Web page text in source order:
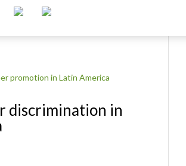
discrimination in